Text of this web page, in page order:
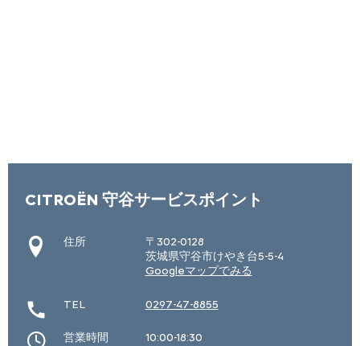
CITROËN 守谷サービスポイント
住所
〒302-0128
茨城県守谷市けやき台5-5-4
Googleマップでみる
TEL 0297-47-8855
営業時間 10:00-18:30